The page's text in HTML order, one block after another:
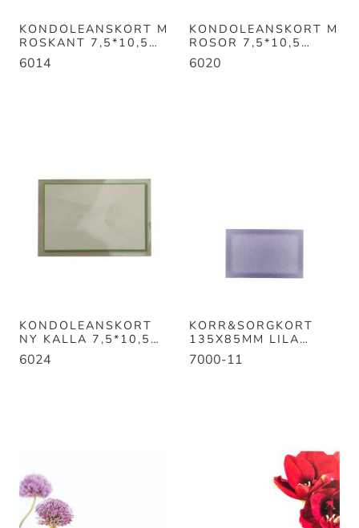
KONDOLEANSKORT M
ROSKANT 7,5*10,5
100ST/FP
6014
KONDOLEANSKORT M
ROSOR 7,5*10,5
100ST
6020
KONDOLEANSKORT
NY KALLA 7,5*10,5
100ST/FP
6024
KORR&SORGKORT
135X85MM LILA
100/FP
7000-11